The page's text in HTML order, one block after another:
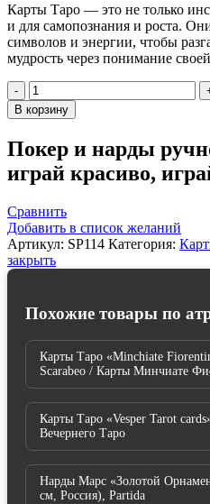
Карты Таро — это не только
и для самопознания и роста.
символов и энергии, чтобы
мудрость через понимание
Количество
товара
Карты
"Pistis
Sophia
the
Tarot"
Schiffer
Publishing
/
богиня
В корзину
Покер и нарды
играй красиво,
Сравнить
Добавить в список желаний
Артикул: SP114 Категория:
закрыть
Похожие товары по
Карты Таро «Minchiate
Scarabeo / Карты Минчиате
Карты Таро «Vesper Tarot
Вечернего Таро
Нарды Марс «Золотой
см, Россия), Partida